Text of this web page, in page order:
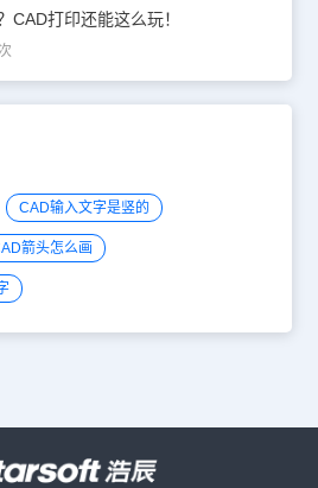
CAD打印还能这么玩！
CAD输入文字是竖的
箭头怎么画